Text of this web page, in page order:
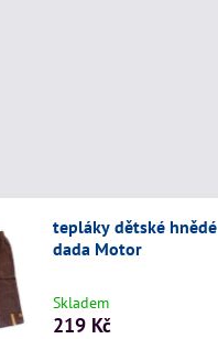
tepláky dětské hnědé
dada Motor
Skladem
219 Kč